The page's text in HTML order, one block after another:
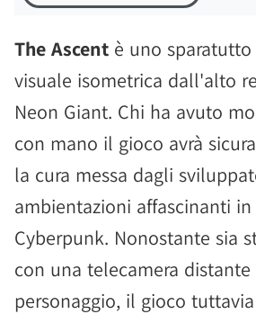
The Ascent è uno sparatutto
visuale isometrica dall'alto
Neon Giant. Chi ha avuto
con mano il gioco avrà
la cura messa dagli
ambientazioni affascinanti
Cyberpunk. Nonostante sia
con una telecamera distante
personaggio, il gioco